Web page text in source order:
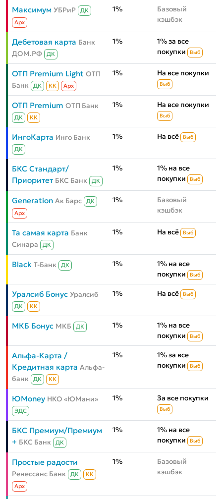
Максимум УБРиР
ДК
Aрх
1%
Базовый
кэшбэк
Дебетовая карта Банк
ДОМ.РФ
ДК
1%
1% за все
покупки
Выб
ОТП Premium Light ОТП
Банк
ДК КК Aрх
1% На все покупки
Выб
ОТП Premium ОТП Банк
ДК КК
1% На все покупки
Выб
ИнгоКарта Инго Банк
ДК
1% На всё Выб
БКС Стандарт/
Приоритет БКС Банк ДК
1%
1% на все
покупки
Выб
Generation Ак Барс
ДК
Aрх
1%
Базовый
кэшбэк
Та самая карта Банк
Синара
ДК
1% На всё Выб
Black Т-Банк ДК 1%
1% на все
покупки
Выб
Уралсиб Бонус Уралсиб
ДК КК
1% На всё Выб
МКБ Бонус МКБ ДК 1%
1% на все
покупки
Выб
Альфа-Карта /
Кредитная карта Альфа-
банк
ДК КК
1%
1% за все
покупки
Выб
ЮMoney НКО «ЮМани»
ЭДС
1% За все покупки
Выб
БКС Премиум/Премиум
+ БКС Банк ДК
1%
1% на все
покупки
Выб
Простые радости
Ренессанс Банк ДК
КК
Aрх
1%
Базовый
кэшбэк